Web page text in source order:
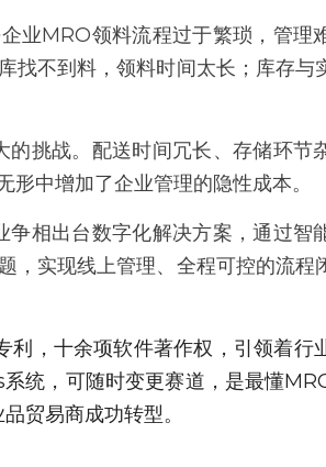
业MRO领料流程过于繁琐，管理
找不到料，领料时间太长；库存与
挑战。配送时间冗长、存储环节
中增加了企业管理的隐性成本。
相出台数字化解决方案，通过智
，实现线上管理、全程可控的流程
利，十余项软件著作权，引领着行
统，可随时变更赛道，是最懂
贸易商成功转型。